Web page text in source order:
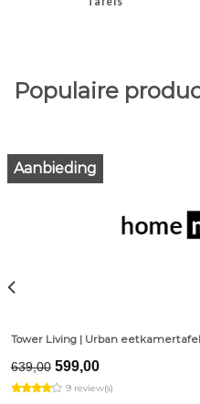
Populaire
Aanbieding
Tower Living | Urban eetkamertafel
639,00 Original
price
was:
599,00Current
is:
9 review(s)